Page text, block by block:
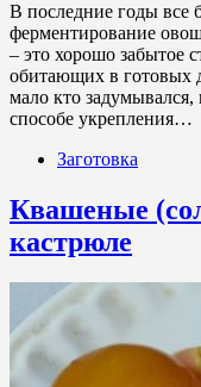
В последние годы все
ферментирование
– это хорошо забытое
обитающих в готовых
мало кто задумывался,
способе укрепления…
Заготовка
Квашеные
кастрюле